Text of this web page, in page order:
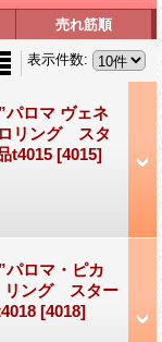
売れ筋順
表示件数:
パロマ ヴェネ
リング スタ
t4015 [4015]
ロマ・ピカ
ング スター
[4018]